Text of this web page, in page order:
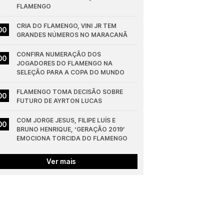
FLAMENGO
CRIA DO FLAMENGO, VINI JR TEM
GRANDES NÚMEROS NO MARACANÃ
CONFIRA NUMERAÇÃO DOS
JOGADORES DO FLAMENGO NA
SELEÇÃO PARA A COPA DO MUNDO
FLAMENGO TOMA DECISÃO SOBRE
FUTURO DE AYRTON LUCAS
COM JORGE JESUS, FILIPE LUÍS E
BRUNO HENRIQUE, ‘GERAÇÃO 2019’
EMOCIONA TORCIDA DO FLAMENGO
Ver mais